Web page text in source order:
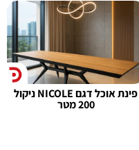
פינת אוכל דגם NICOLE ניקול
200 מטר